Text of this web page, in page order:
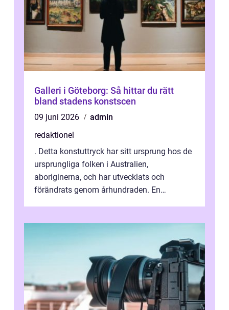
Galleri i Göteborg: Så hittar du rätt
bland stadens konstscen
09 juni 2026
admin
redaktionel
. Detta konstuttryck har sitt ursprung hos de
ursprungliga folken i Australien,
aboriginerna, och har utvecklats och
förändrats genom århundraden. En